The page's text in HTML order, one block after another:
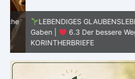
LEBENDIGES GLAUBENSLEBEN |
Gaben |
6.3 Der bessere Weg |
KORINTHERBRIEFE